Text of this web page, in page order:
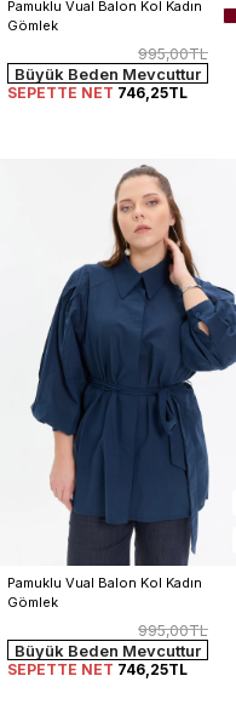
Pamuklu Vual Balon Kol Kadın
Gömlek
995,00TL
Büyük Beden Mevcuttur
SEPETTE NET 746,25TL
Pamuklu Vual Balon Kol Kadın
Gömlek
995,00TL
Büyük Beden Mevcuttur
SEPETTE NET 746,25TL